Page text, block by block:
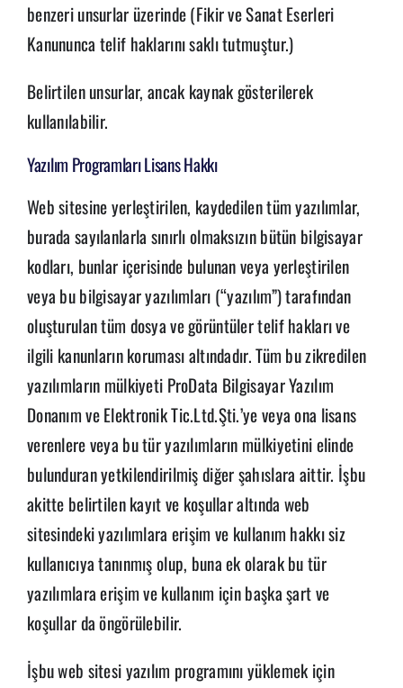
benzeri unsurlar üzerinde (Fikir ve Sanat Eserleri
Kanununca telif haklarını saklı tutmuştur.)
Belirtilen unsurlar, ancak kaynak gösterilerek
kullanılabilir.
Yazılım Programları Lisans Hakkı
Web sitesine yerleştirilen, kaydedilen tüm yazılımlar,
burada sayılanlarla sınırlı olmaksızın bütün bilgisayar
kodları, bunlar içerisinde bulunan veya yerleştirilen
veya bu bilgisayar yazılımları (“yazılım”) tarafından
oluşturulan tüm dosya ve görüntüler telif hakları ve
ilgili kanunların koruması altındadır. Tüm bu zikredilen
yazılımların mülkiyeti ProData Bilgisayar Yazılım
Donanım ve Elektronik Tic.Ltd.Şti.’ye veya ona lisans
verenlere veya bu tür yazılımların mülkiyetini elinde
bulunduran yetkilendirilmiş diğer şahıslara aittir. İşbu
akitte belirtilen kayıt ve koşullar altında web
sitesindeki yazılımlara erişim ve kullanım hakkı siz
kullanıcıya tanınmış olup, buna ek olarak bu tür
yazılımlara erişim ve kullanım için başka şart ve
koşullar da öngörülebilir.
İşbu web sitesi yazılım programını yüklemek için